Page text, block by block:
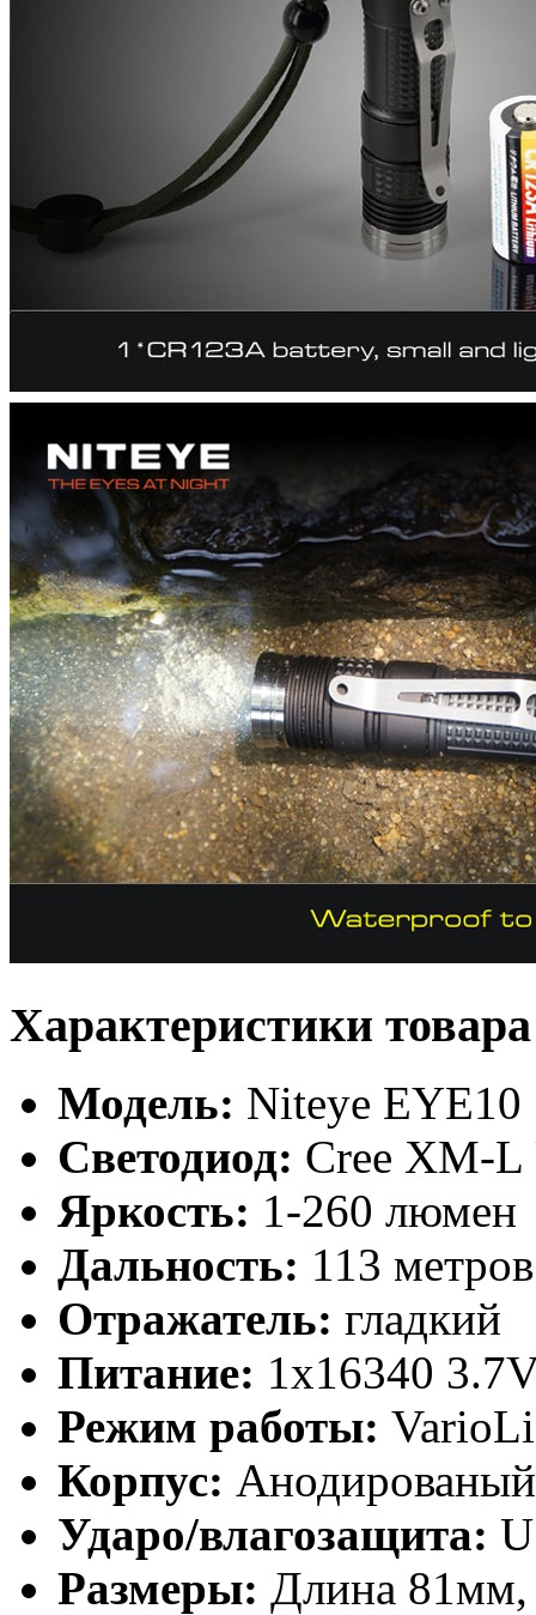
Характеристики товара
Модель: Niteye EYE10
Светодиод: Cree XM-L
Яркость: 1-260 люмен
Дальность: 113 метров
Отражатель: гладкий
Питание: 1x16340
Режим работы:
Корпус:
Ударо/влагозащита:
Размеры: Длина 81мм,